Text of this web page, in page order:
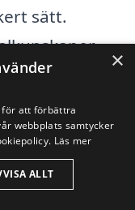
sätt.
för att få
Om du
denna
att söka i
ge dig fler
×
för att förbättra
webbplats samtycker
Läs mer
ALLT